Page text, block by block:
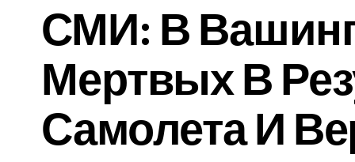
СМИ: В
Мертвых В
Самолета И